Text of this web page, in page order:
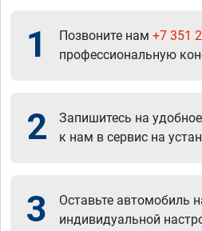
1 Позвоните нам +7 351
профессиональную
2
Запишитесь на
к нам в сервис на
3
Оставьте автомобиль
индивидуальной